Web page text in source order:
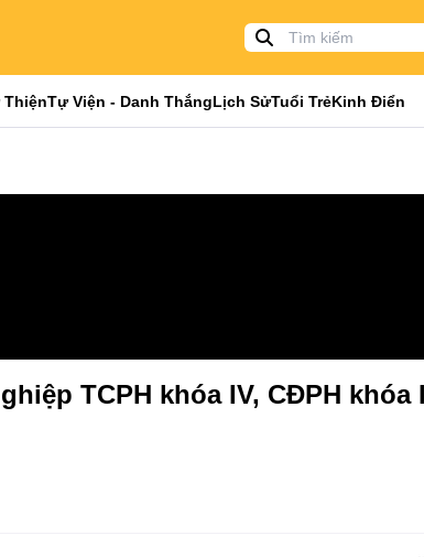
ThiệnTự Viện - Danh ThắngLịch SửTuổi TrẻKinh Điển
TCPH khóa IV, CĐPH khóa